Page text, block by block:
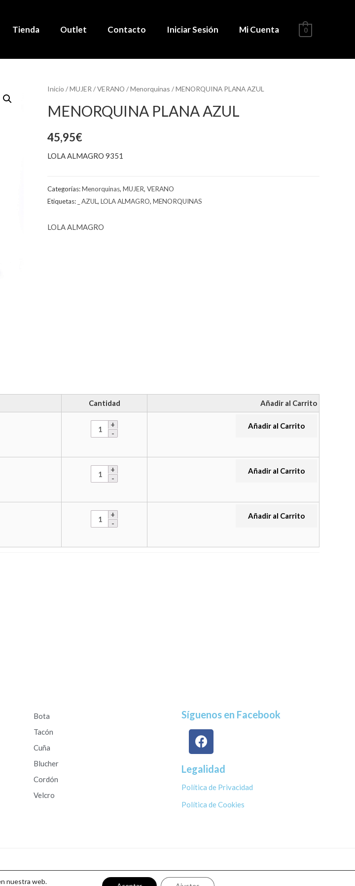
Tienda Outlet Contacto Iniciar Sesión Mi Cuenta 0
Inicio /MUJER /VERANO /Menorquinas / MENORQUINA PLANA AZUL
MENORQUINA PLANA AZUL
45,95€
LOLA ALMAGRO 9351
Categorías:Menorquinas, MUJER, VERANO
Etiquetas:
_ AZUL, LOLA ALMAGRO, MENORQUINAS
LOLA ALMAGRO
Cantidad Añadir al Carrito
Añadir al Carrito
Añadir al Carrito
Añadir al Carrito
Bota
Tacón
Cuña
Blucher
Cordón
Velcro
Síguenos en Facebook
Legalidad
Política de Privacidad
Política de Cookies
nuestra web.